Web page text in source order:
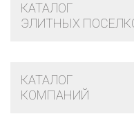
КАТАЛОГ
ЭЛИТНЫХ
КАТАЛОГ
КОМПАНИЙ